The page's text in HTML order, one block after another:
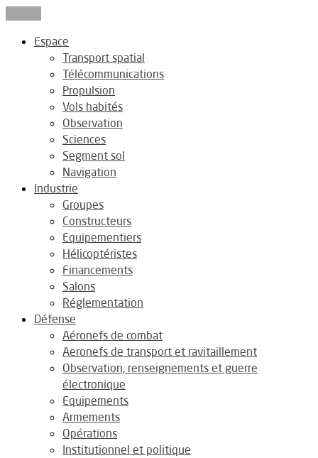
Espace
Transport spatial
Télécommunications
Propulsion
Vols habités
Observation
Sciences
Segment sol
Navigation
Industrie
Groupes
Constructeurs
Equipementiers
Hélicoptéristes
Financements
Salons
Réglementation
Défense
Aéronefs de combat
Aeronefs de transport et ravitaillement
Observation, renseignements et guerre
électronique
Equipements
Armements
Opérations
Institutionnel et politique